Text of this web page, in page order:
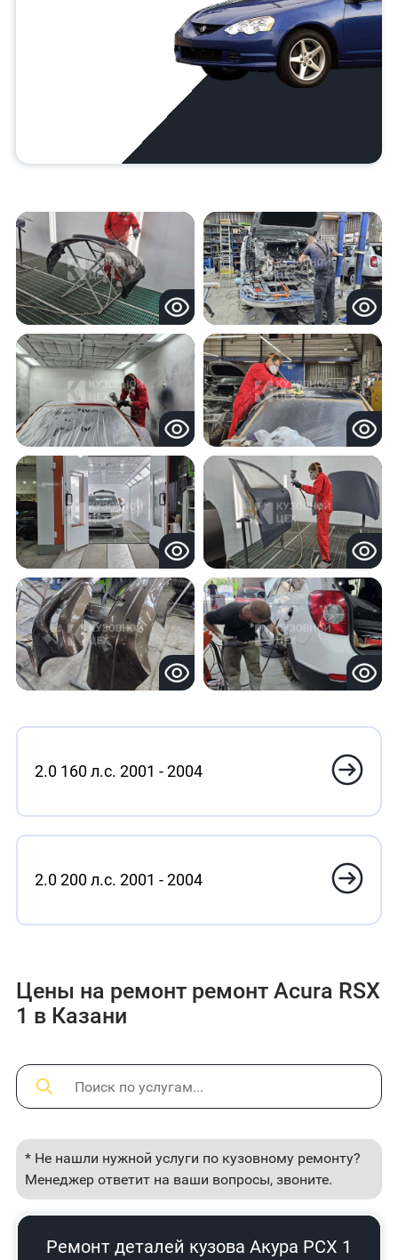
2.0 160 л.с. 2001 - 2004
2.0 200 л.с. 2001 - 2004
Цены на ремонт ремонт Acura RSX
1 в Казани
* Не нашли нужной услуги по кузовному ремонту?
Менеджер ответит на ваши вопросы, звоните.
Ремонт деталей кузова Акура РСХ 1